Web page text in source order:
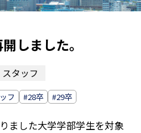
しました。
スタッフ
フ #28卒 #29卒
ました大学学部学生を対象